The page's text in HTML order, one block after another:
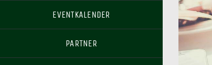
EVENTKALENDER
PARTNER